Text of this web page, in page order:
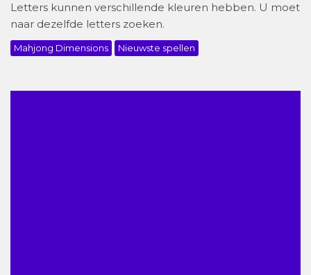
Letters kunnen verschillende kleuren hebben. U moet
naar dezelfde letters zoeken.
Mahjong Dimensions Nieuwste spellen